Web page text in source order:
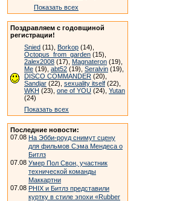
Показать всех
Поздравляем с годовщиной
регистрации!
Snied (11), Borkop (14),
Octopus_from_garden (15),
2alex2008 (17), Magnateron (19),
Me (19), abt52 (19), Seralvin (19),
DISCO COMMANDER (20),
Sandjar (22), sexuality itself (22),
WKH (23), one of YOU (24), Yutan
(24)
Показать всех
Последние новости:
07.08 На Эбби-роуд снимут сцену
для фильмов Сэма Мендеса о
Битлз
07.08 Умер Пол Свон, участник
технической команды
Маккартни
07.08 PHIX и Битлз представили
куртку в стиле эпохи «Rubber